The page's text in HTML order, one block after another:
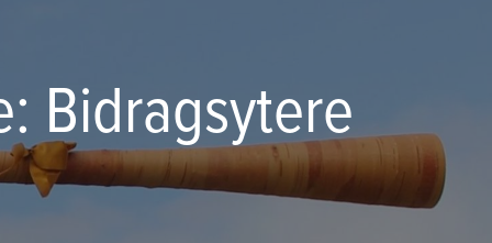
Bidragsytere